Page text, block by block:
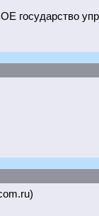
государство